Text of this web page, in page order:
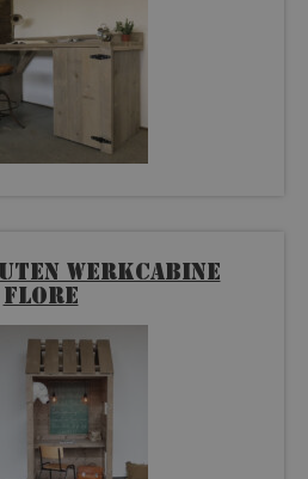
werkcabine
Flore